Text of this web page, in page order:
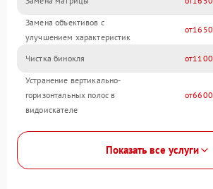
Замена объективов с
улучшением характеристик
1650
Чистка бинокля 1100
Устранение вертикально-
горизонтальных полос в
видоискателе
6600
Показать все услуги